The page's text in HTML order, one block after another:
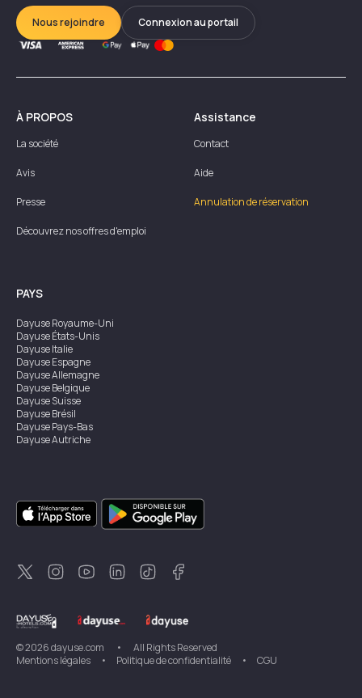
Nous rejoindre Connexion au portail
À PROPOS
La société
Avis
Presse
Découvrez nos offres d'emploi
Assistance
Contact
Aide
Annulation de réservation
PAYS
DayuseRoyaume-Uni
DayuseÉtats-Unis
DayuseItalie
DayuseEspagne
DayuseAllemagne
DayuseBelgique
DayuseSuisse
DayuseBrésil
DayusePays-Bas
DayuseAutriche
DayuseSingapour
DayuseSuède
DayuseThaïlande
DayuseNouvelle-Zélande
DayuseTurquie
©2026dayuse.com •
All Rights Reserved
Mentions légales
• Politique de confidentialité • CGU